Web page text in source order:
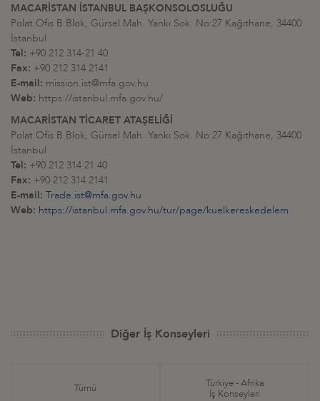
MACARİSTAN İSTANBUL BAŞKONSOLOSLUĞU
Polat Ofis B Blok, Gürsel Mah. Yankı Sok. No:27 Kağıthane, 34400
İstanbul
Tel: +90 212 314-21 40
Fax: +90 212 314 2141
E-mail: mission.ist@mfa.gov.hu
Web: https://istanbul.mfa.gov.hu/
MACARİSTAN TİCARET ATAŞELİĞİ
Polat Ofis B Blok, Gürsel Mah. Yankı Sok. No:27 Kağıthane, 34400
İstanbul
Tel: +90 212 314 21 40
Fax: +90 212 314 2141
E-mail: Trade.ist@mfa.gov.hu
Web: https://istanbul.mfa.gov.hu/tur/page/kuelkereskedelem
Diğer İş Konseyleri
Tümü
Türkiye - Afrika
İş Konseyleri